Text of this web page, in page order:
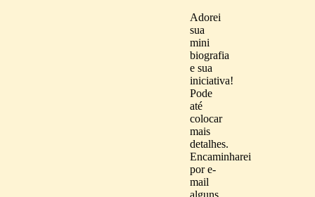
Adorei
sua
mini
biografia
e sua
iniciativa!
Pode
até
colocar
mais
detalhes.
Encaminharei
por e-
mail
alguns